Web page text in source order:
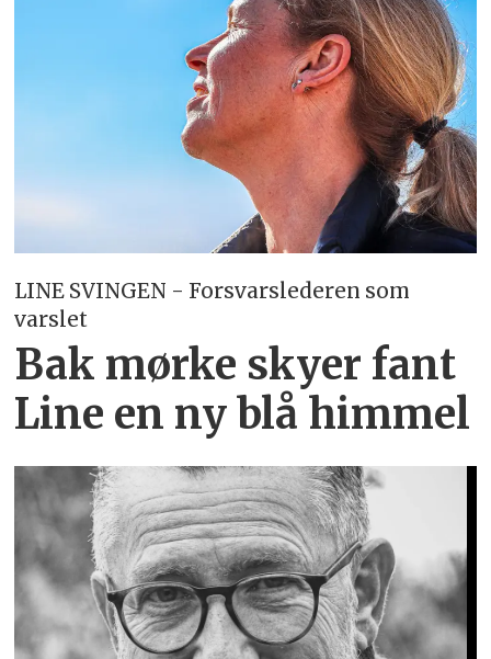
LINE SVINGEN - Forsvarslederen som
varslet
Bak mørke skyer fant
Line en ny blå himmel